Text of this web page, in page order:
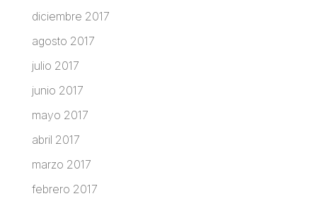
diciembre 2017
agosto 2017
julio 2017
junio 2017
mayo 2017
abril 2017
marzo 2017
febrero 2017